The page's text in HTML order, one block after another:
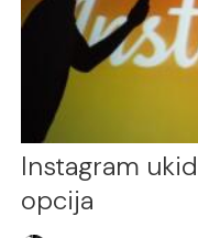
Instagram
opcija